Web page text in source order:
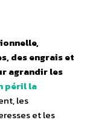
des engrais et
agrandir les
péril la
les
et les